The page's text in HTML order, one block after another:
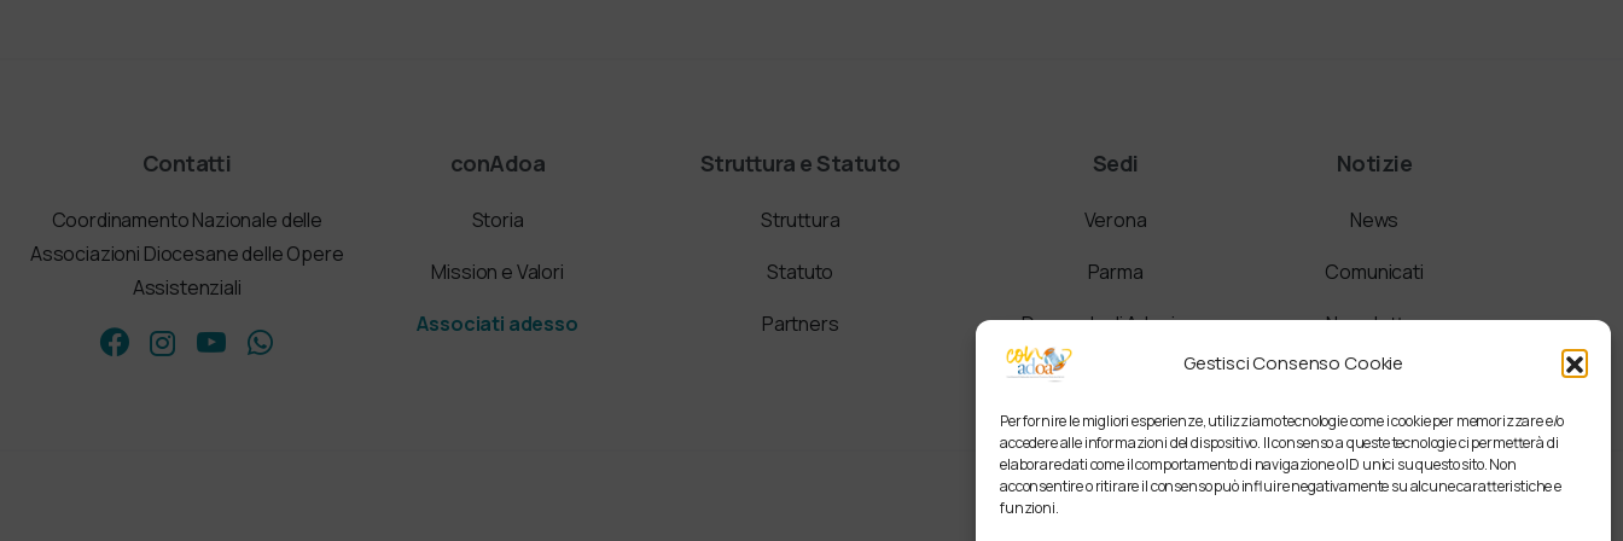
Gestisci Consenso Cookie
Per fornire le migliori esperienze, utilizziamo tecnologie come i cookie per memorizzare e/o
accedere alle informazioni del dispositivo. Il consenso a queste tecnologie ci permetterà di
elaborare dati come il comportamento di navigazione o ID unici su questo sito. Non
acconsentire o ritirare il consenso può influire negativamente su alcune caratteristiche e
funzioni.
Contatti
Coordinamento Nazionale delle
Associazioni Diocesane delle Opere
Assistenziali
conAdoa
Storia
Mission e Valori
Associati adesso
Struttura e Statuto
Struttura
Statuto
Partners
Sedi
Verona
Parma
Domanda di Adesione
Notizie
News
Comunicati
Newsletter